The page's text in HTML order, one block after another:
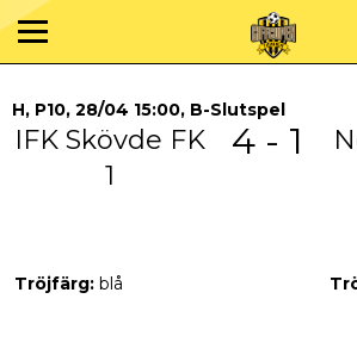
H, P10, 28/04 15:00, B-Slutspel
IFK Skövde FK
1
4 - 1
Tröjfärg: blå